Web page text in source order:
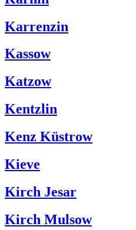
Karrenzin
Kassow
Katzow
Kentzlin
Kenz Küstrow
Kieve
Kirch Jesar
Kirch Mulsow